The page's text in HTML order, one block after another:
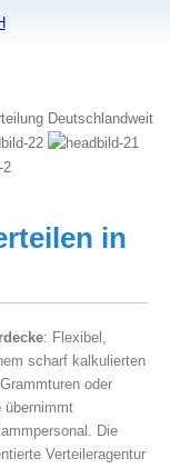
in
: Flexibel,
scharf kalkulierten
oder
übernimmt
Die
Verteileragentur